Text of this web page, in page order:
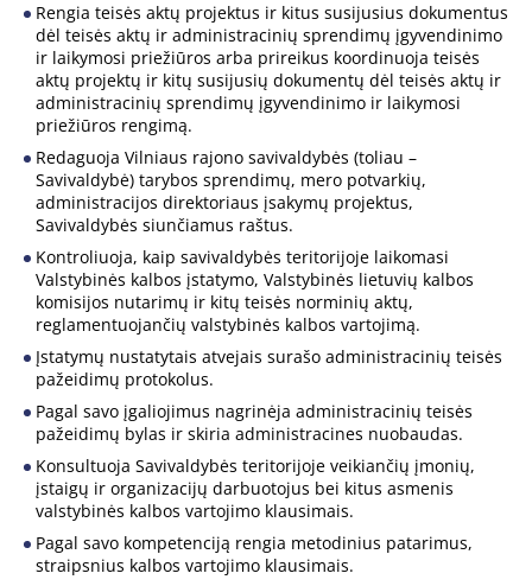
Rengia teisės aktų projektus ir kitus susijusius dokumentus
dėl teisės aktų ir administracinių sprendimų įgyvendinimo
ir laikymosi priežiūros arba prireikus koordinuoja teisės
aktų projektų ir kitų susijusių dokumentų dėl teisės aktų ir
administracinių sprendimų įgyvendinimo ir laikymosi
priežiūros rengimą.
Redaguoja Vilniaus rajono savivaldybės (toliau –
Savivaldybė) tarybos sprendimų, mero potvarkių,
administracijos direktoriaus įsakymų projektus,
Savivaldybės siunčiamus raštus.
Kontroliuoja, kaip savivaldybės teritorijoje laikomasi
Valstybinės kalbos įstatymo, Valstybinės lietuvių kalbos
komisijos nutarimų ir kitų teisės norminių aktų,
reglamentuojančių valstybinės kalbos vartojimą.
Įstatymų nustatytais atvejais surašo administracinių teisės
pažeidimų protokolus.
Pagal savo įgaliojimus nagrinėja administracinių teisės
pažeidimų bylas ir skiria administracines nuobaudas.
Konsultuoja Savivaldybės teritorijoje veikiančių įmonių,
įstaigų ir organizacijų darbuotojus bei kitus asmenis
valstybinės kalbos vartojimo klausimais.
Pagal savo kompetenciją rengia metodinius patarimus,
straipsnius kalbos vartojimo klausimais.